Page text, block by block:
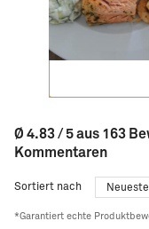
Ø 4.83 / 5 aus 163
Kommentaren
Sortiert nach
*Garantiert echte